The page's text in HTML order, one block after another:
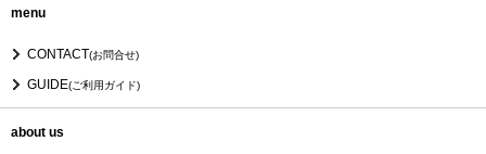
menu
CONTACT(お問合せ)
GUIDE(ご利用ガイド)
about us